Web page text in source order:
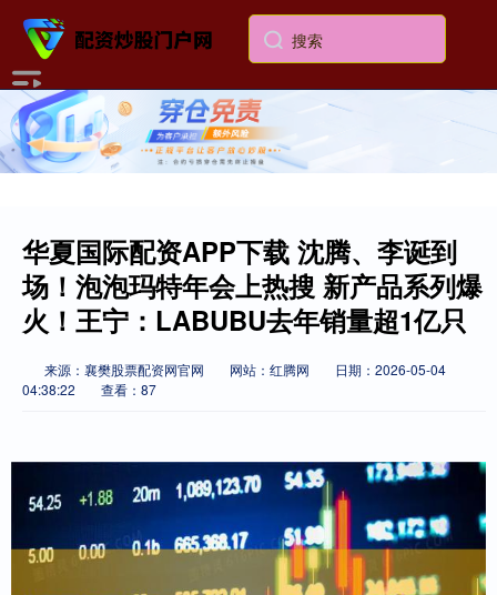
华夏国际配资APP下载 沈腾、李诞到
场！泡泡玛特年会上热搜 新产品系列爆
火！王宁：LABUBU去年销量超1亿只
来源：襄樊股票配资网官网 网站：红腾网
日期：2026-05-04
04:38:22
查看：87